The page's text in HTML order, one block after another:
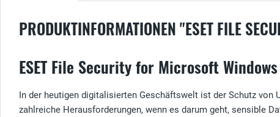
PRODUKTINFORMATIONEN "ESET FILE
ESET File Security for Microsoft
In der heutigen digitalisierten Geschäftswelt ist der Schutz von
zahlreiche Herausforderungen, wenn es darum geht, sensible